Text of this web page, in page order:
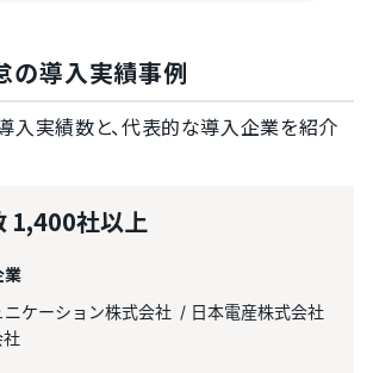
導入実績事例
入実績数と、代表的な導入企業を紹介
1,400社以上
業
ケーション株式会社
日本電産株式会社
社